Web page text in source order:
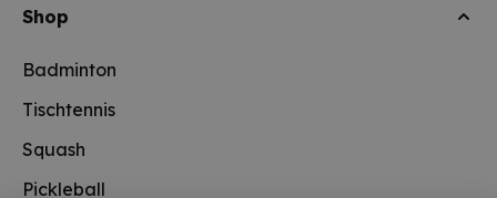
Shop
Badminton
Tischtennis
Squash
Pickleball